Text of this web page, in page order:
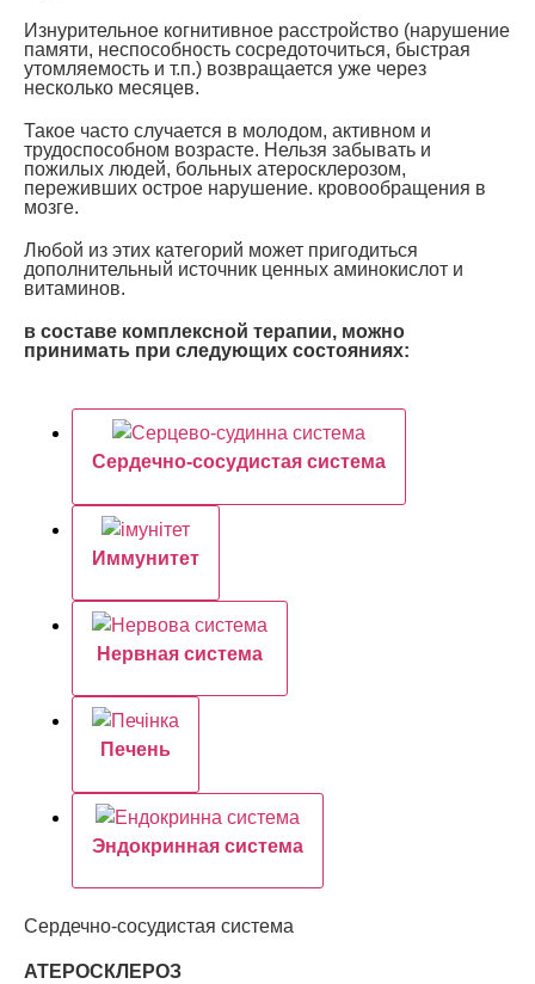
Изнурительное когнитивное расстройство (нарушение
памяти, неспособность сосредоточиться, быстрая
утомляемость и т.п.) возвращается уже через
несколько месяцев.
Такое часто случается в молодом, активном и
трудоспособном возрасте. Нельзя забывать и
пожилых людей, больных атеросклерозом,
переживших острое нарушение. кровообращения в
мозге.
Любой из этих категорий может пригодиться
дополнительный источник ценных аминокислот и
витаминов.
в составе комплексной терапии, можно
принимать при следующих состояниях:
Сердечно-сосудистая система
Иммунитет
Нервная система
Печень
Эндокринная система
Сердечно-сосудистая система
АТЕРОСКЛЕРОЗ